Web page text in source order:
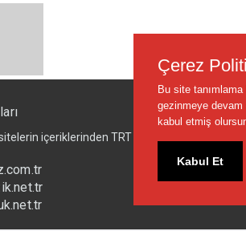
içeriklerinden TRT sorumlu değildir.
Çerez
Bu site
gezinmeye devam
kabul etmiş
Kabul Et